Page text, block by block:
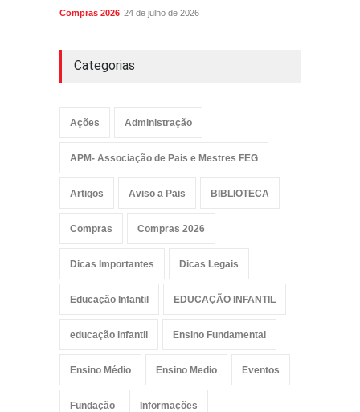
Compras 2026 24 de julho de 2026
Categorias
Ações Administração
APM- Associação de Pais e Mestres FEG
Artigos Aviso a Pais BIBLIOTECA
Compras Compras 2026
Dicas Importantes Dicas Legais
Educação Infantil EDUCAÇÃO INFANTIL
educação infantil Ensino Fundamental
Ensino Médio Ensino Medio Eventos
Fundação Informações